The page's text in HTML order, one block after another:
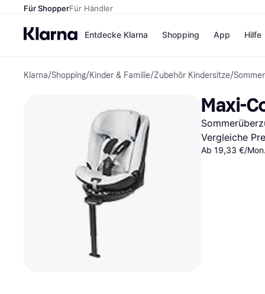
Für ShopperFür Händler
Entdecke Klarna
Zahlungsmethoden
Sofort bezahlen
Bezahle in 3
Teilzahlungen
Bezahle in bis zu 30
Shopping
Shops
eBay
Temu
SHEIN
App Hilfe
Klarna/Shopping/Kinder & Familie/Zubehör Kindersitze/
Maxi-
Vergleiche
Ab 19,33 €/